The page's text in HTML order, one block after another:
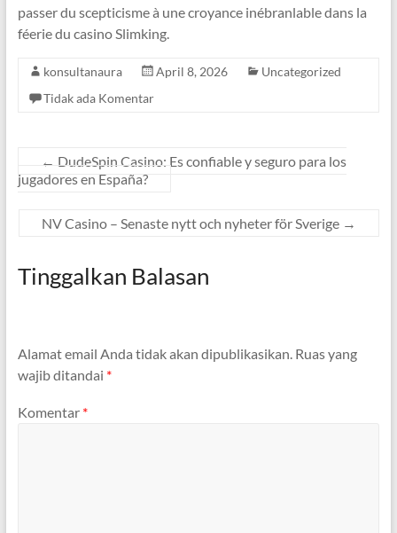
passer du scepticisme à une croyance inébranlable dans la
féerie du casino Slimking.
konsultanaura April 8, 2026
Uncategorized
Tidak ada Komentar
← DudeSpin Casino: Es confiable y seguro para los
jugadores en España?
NV Casino – Senaste nytt och nyheter för Sverige →
Tinggalkan Balasan
Alamat email Anda tidak akan dipublikasikan. Ruas yang
wajib ditandai *
Komentar *